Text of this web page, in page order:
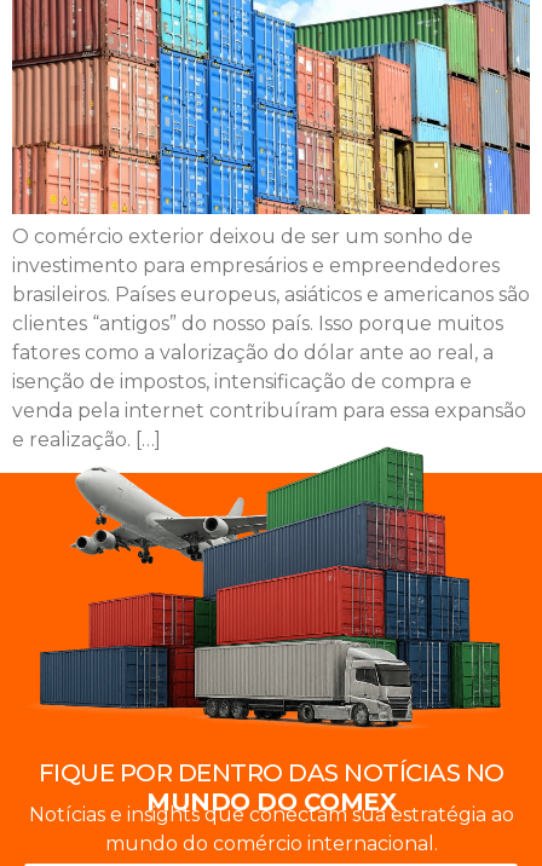
O comércio exterior deixou de ser um sonho de
investimento para empresários e empreendedores
brasileiros. Países europeus, asiáticos e americanos são
clientes “antigos” do nosso país. Isso porque muitos
fatores como a valorização do dólar ante ao real, a
isenção de impostos, intensificação de compra e
venda pela internet contribuíram para essa expansão
e realização. […]
FIQUE POR DENTRO DAS NOTÍCIAS NO
MUNDO DO COMEX
Notícias e insights que conectam sua estratégia ao
mundo do comércio internacional.